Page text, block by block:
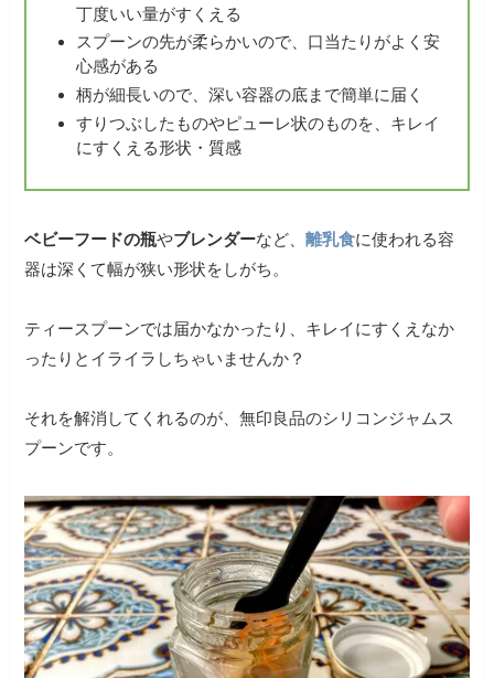
丁度いい量がすくえる
スプーンの先が柔らかいので、口当たりがよく安
心感がある
柄が細長いので、深い容器の底まで簡単に届く
すりつぶしたものやピューレ状のものを、キレイ
にすくえる形状・質感
ベビーフードの瓶やブレンダーなど、離乳食に使われる容
器は深くて幅が狭い形状をしがち。
ティースプーンでは届かなかったり、キレイにすくえなか
ったりとイライラしちゃいませんか？
それを解消してくれるのが、無印良品のシリコンジャムス
プーンです。